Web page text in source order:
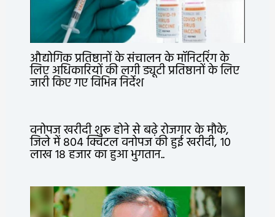
औद्योगिक प्रतिष्ठानों के संचालन के मॉनिटरिंग के
लिए अधिकारियों की लगी ड्यूटी प्रतिष्ठानों के लिए
जारी किए गए विभिन्न निर्देश
वनोपज खरीदी शुरू होने से बढ़े रोजगार के मौके,
जिले में 804 क्विंटल वनोपज की हुई खरीदी, 10
लाख 18 हजार का हुआ भुगतान..